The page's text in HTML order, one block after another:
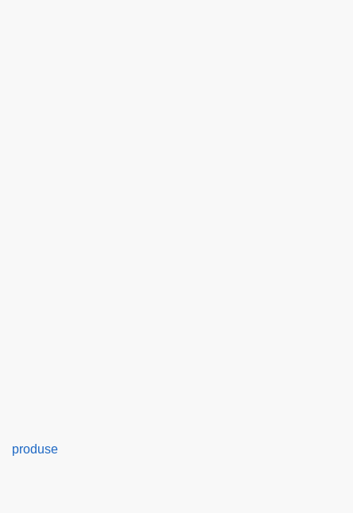
produse